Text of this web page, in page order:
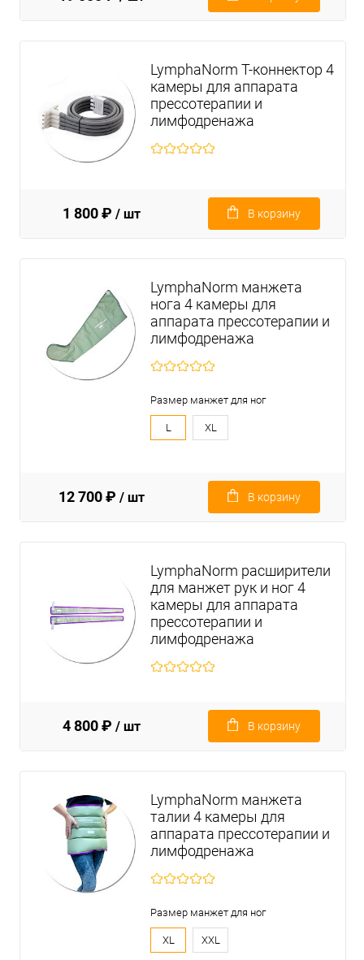
LymphaNorm Т-коннектор 4
камеры для аппарата
прессотерапии и
лимфодренажа
1 800 ₽ / шт В корзину
LymphaNorm манжета
нога 4 камеры для
аппарата прессотерапии и
лимфодренажа
Размер манжет для ног
L XL
12 700 ₽ / шт В корзину
LymphaNorm расширители
для манжет рук и ног 4
камеры для аппарата
прессотерапии и
лимфодренажа
4 800 ₽ / шт В корзину
LymphaNorm манжета
талии 4 камеры для
аппарата прессотерапии и
лимфодренажа
Размер манжет для ног
XL XXL